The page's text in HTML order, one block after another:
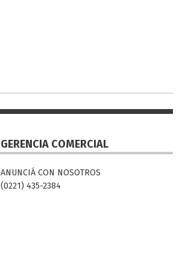
GERENCIA COMERCIAL
ANUNCIÁ CON NOSOTROS
(0221) 435-2384